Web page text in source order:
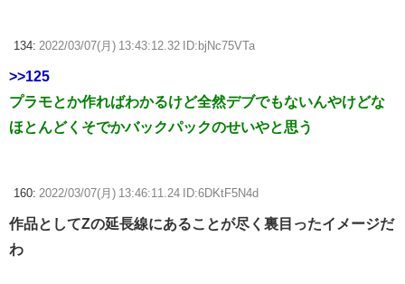
134: 2022/03/07(月) 13:43:12.32 ID:bjNc75VTa
>>125
プラモとか作ればわかるけど全然デブでもないんやけどな
ほとんどくそでかバックパックのせいやと思う
160: 2022/03/07(月) 13:46:11.24 ID:6DKtF5N4d
作品としてZの延長線にあることが尽く裏目ったイメージだ
わ